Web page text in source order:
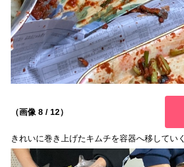
（画像 8 / 12）
きれいに巻き上げたキムチを容器へ移していく